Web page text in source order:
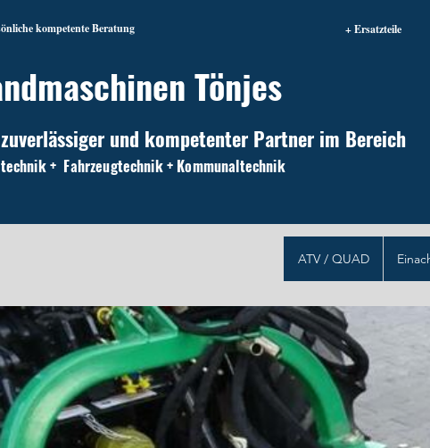
kompetente Beratung + Ersatzteile
Tönjes
und kompetenter Partner im Bereich
+ Fahrzeugtechnik + Kommunaltechnik
ATV / QUAD